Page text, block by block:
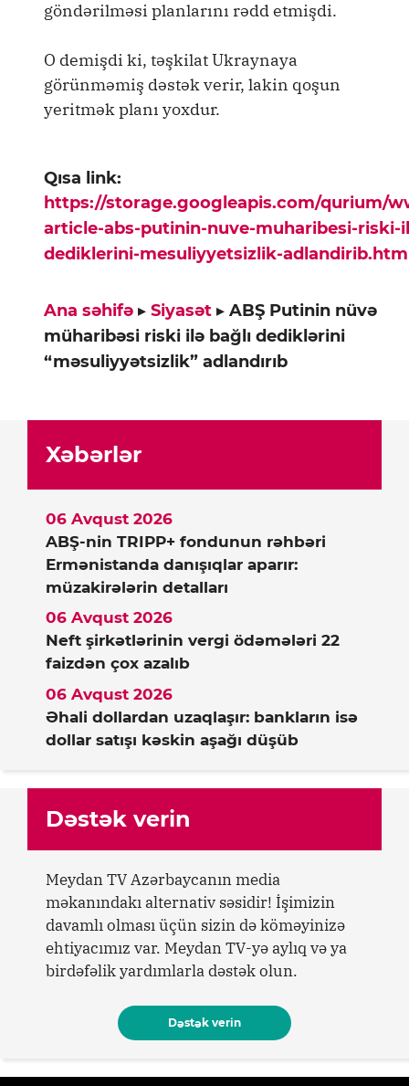
göndərilməsi planlarını rədd etmişdi.
O demişdi ki, təşkilat Ukraynaya
görünməmiş dəstək verir, lakin qoşun
yeritmək planı yoxdur.
Qısa link:
https://storage.googleapis.com/qurium/
article-abs-putinin-nuve-muharibesi-riski-
dediklerini-mesuliyyetsizlik-
Ana səhifə ▸ Siyasət ▸ ABŞ Putinin nüvə
müharibəsi riski ilə bağlı dediklərini
“məsuliyyətsizlik” adlandırıb
Xəbərlər
ABŞ-nin TRIPP+ fondunun rəhbəri
Ermənistanda danışıqlar aparır:
müzakirələrin detalları
06 Avqust 2026
Neft şirkətlərinin vergi ödəmələri 22
faizdən çox azalıb
06 Avqust 2026
Əhali dollardan uzaqlaşır: bankların isə
dollar satışı kəskin aşağı düşüb
06 Avqust 2026
Dəstək verin
Meydan TV Azərbaycanın media
məkanındakı alternativ səsidir! İşimizin
davamlı olması üçün sizin də köməyinizə
ehtiyacımız var. Meydan TV-yə aylıq və ya
birdəfəlik yardımlarla dəstək olun.
Dəstək verin